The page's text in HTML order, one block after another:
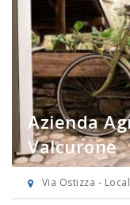
Azienda
Valcurone
Via Ostizza -